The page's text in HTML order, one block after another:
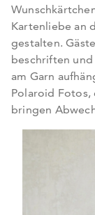
Kartenliebe an
gestalten.
beschriften und
am Garn
Polaroid
bringen